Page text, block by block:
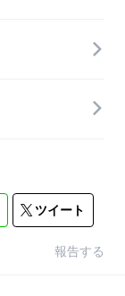
ツイート
報告する